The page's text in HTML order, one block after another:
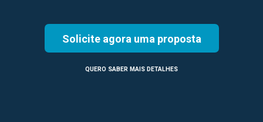
Solicite agora uma proposta
QUERO SABER MAIS DETALHES